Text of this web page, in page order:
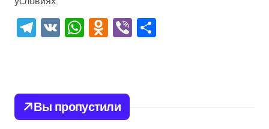
Telegram
VK WhatsApp
Odnoklassniki
Viber
Вы пропустили